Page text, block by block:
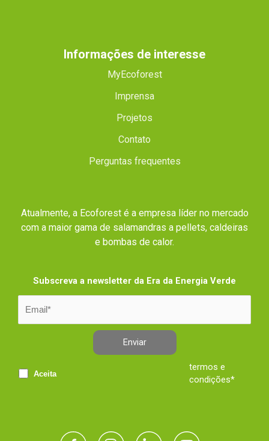
Informações de interesse
MyEcoforest
Imprensa
Projetos
Contato
Perguntas frequentes
Atualmente, a Ecoforest é a empresa líder no mercado
com a maior gama de salamandras a pellets, caldeiras
e bombas de calor.
Subscreva a newsletter da Era da Energia Verde
Enviar
Aceita
termos e
condições*